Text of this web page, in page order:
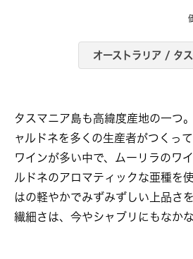
オーストラリア / タ
タスマニア島も高緯度産地の一つ
ャルドネを多くの生産者がつくっ
ワインが多い中で、ムーリラのワ
ルドネのアロマティックな亜種を
はの軽やかでみずみずしい上品さ
繊細さは、今やシャブリにもなか